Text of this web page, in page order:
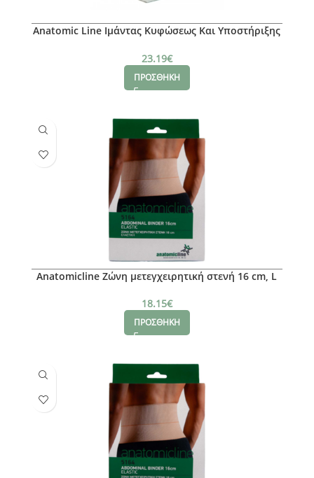
Anatomic Line Ιμάντας Κυφώσεως Και Υποστήριξης
23.19€
ΠΡΟΣΘΗΚΗ
Anatomicline Ζώνη μετεγχειρητική στενή 16 cm, L
18.15€
ΠΡΟΣΘΗΚΗ